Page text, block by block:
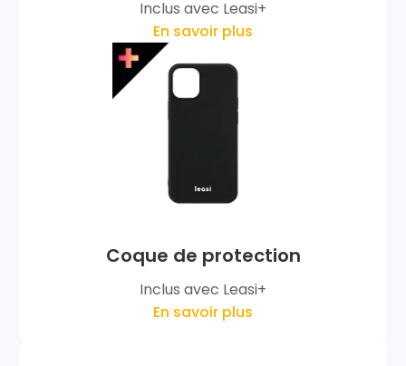
Inclus avec Leasi+
En savoir plus
Coque de protection
Inclus avec Leasi+
En savoir plus